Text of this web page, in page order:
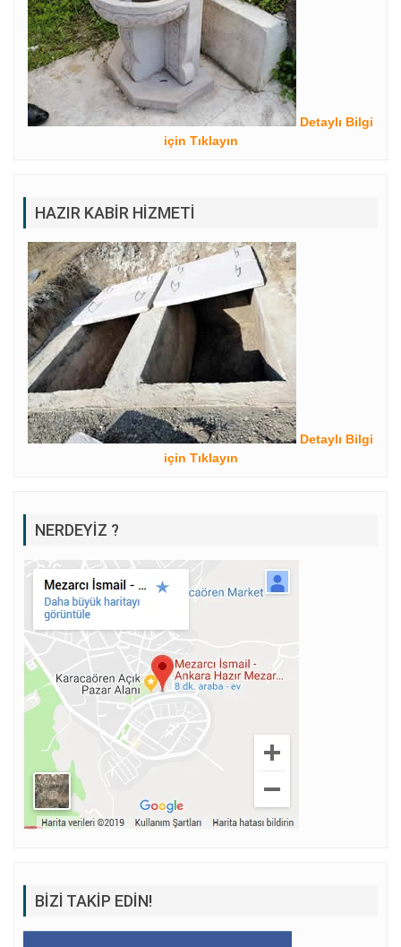
Detaylı Bilgi
için Tıklayın
HAZIR KABIR HIZMETI
Detaylı Bilgi
için Tıklayın
NERDEYIZ ?
BIZI TAKIP EDIN!